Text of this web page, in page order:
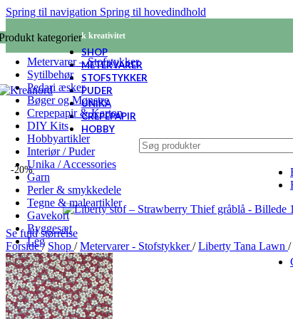
Spring til navigation Spring til hovedindhold
- Nordisk kreativitet
SHOP
METERVARER
STOFSTYKKER
PUDER
UNIKA
CREPEPAPIR
HOBBY
kategorier
Metervarer – Stofstykker
Sytilbehør
Pedari æsker
Bøger og Mønstre
Crepepapir & Karton
DIY Kits
Hobbyartikler
Interiør / Puder
Unika / Accessories
Garn
Perler & smykkedele
Tegne & maleartikler
Gavekort
Byggesæt
Leg
-20%
Se fuld størrelse
Forside/ Shop / Metervarer - Stofstykker/ Liberty Tana Lawn /